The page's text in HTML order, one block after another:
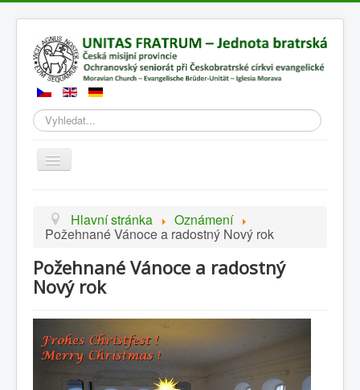
Hledat
Přepnout
navigaci
Hlavní stránka Oznámení
Požehnané Vánoce a radostný Nový rok
Požehnané Vánoce a radostný
Nový rok